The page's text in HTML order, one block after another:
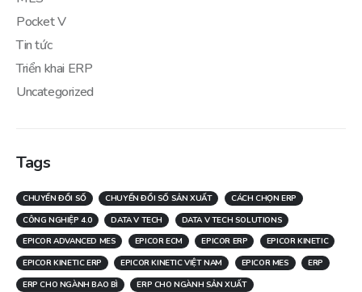
Pocket V
Tin tức
Triển khai ERP
Uncategorized
Tags
CHUYỂN ĐỔI SỐ CHUYỂN ĐỔI SỐ SẢN XUẤT
CÁCH CHỌN ERP
CÔNG NGHIỆP 4.0
DATA V TECH
DATA V TECH SOLUTIONS
EPICOR ADVANCED MES
EPICOR ECM EPICOR ERP
EPICOR KINETIC
EPICOR KINETIC ERP
EPICOR KINETIC VIỆT NAM EPICOR MES
ERP
ERP CHO NGÀNH BAO BÌ
ERP CHO NGÀNH SẢN XUẤT